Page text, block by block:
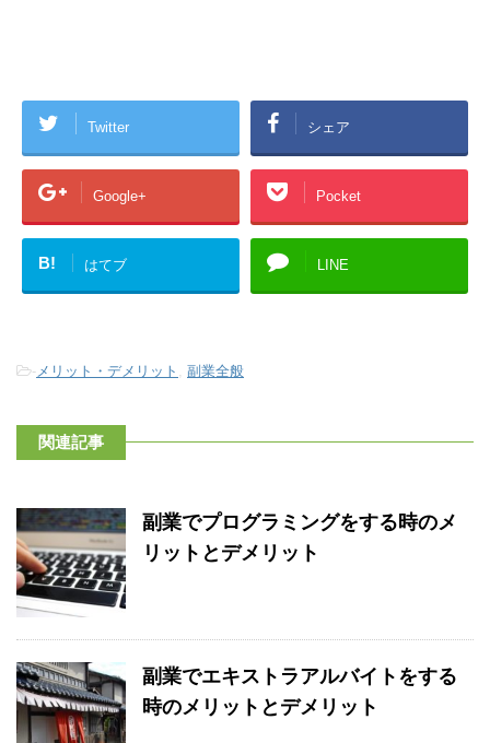
Twitter シェア
Google+ Pocket
B! はてブ LINE
-メリット・デメリット , 副業全般
関連記事
副業でプログラミングをする時のメ
リットとデメリット
副業でエキストラアルバイトをする
時のメリットとデメリット